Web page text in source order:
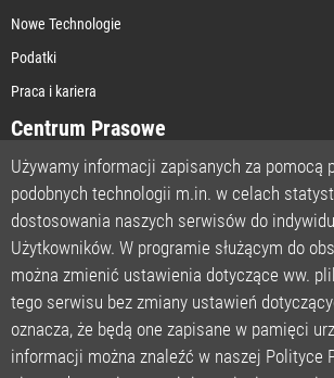
Nowe Technologie
Podatki
Praca i kariera
Centrum Prasowe
STRONA GŁÓWNA
O NAS
POLITYKA PRYWATNOŚCI
REGULAMIN
LICENCJA
REJESTRACJA
Używamy informacji zapisanych za pomocą
podobnych technologii m.in. w celach
dostosowania naszych serwisów do
Użytkowników. W programie służącym do
można zmienić ustawienia dotyczące ww.
tego serwisu bez zmiany ustawień
oznacza, że będą one zapisane w pamięci
informacji można znaleźć w naszej Polityce